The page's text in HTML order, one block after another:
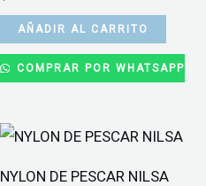
AÑADIR AL CARRITO
COMPRAR POR WHATSAPP
NYLON DE PESCAR NILSA